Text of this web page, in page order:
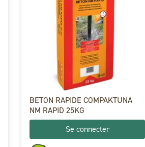
BETON RAPIDE COMPAKTUNA
NM RAPID 25KG
Se connecter